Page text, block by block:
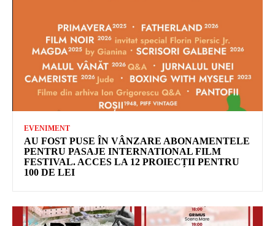
EVENIMENT
AU FOST PUSE ÎN VÂNZARE ABONAMENTELE
PENTRU PASAJE INTERNATIONAL FILM
FESTIVAL. ACCES LA 12 PROIECȚII PENTRU
100 DE LEI